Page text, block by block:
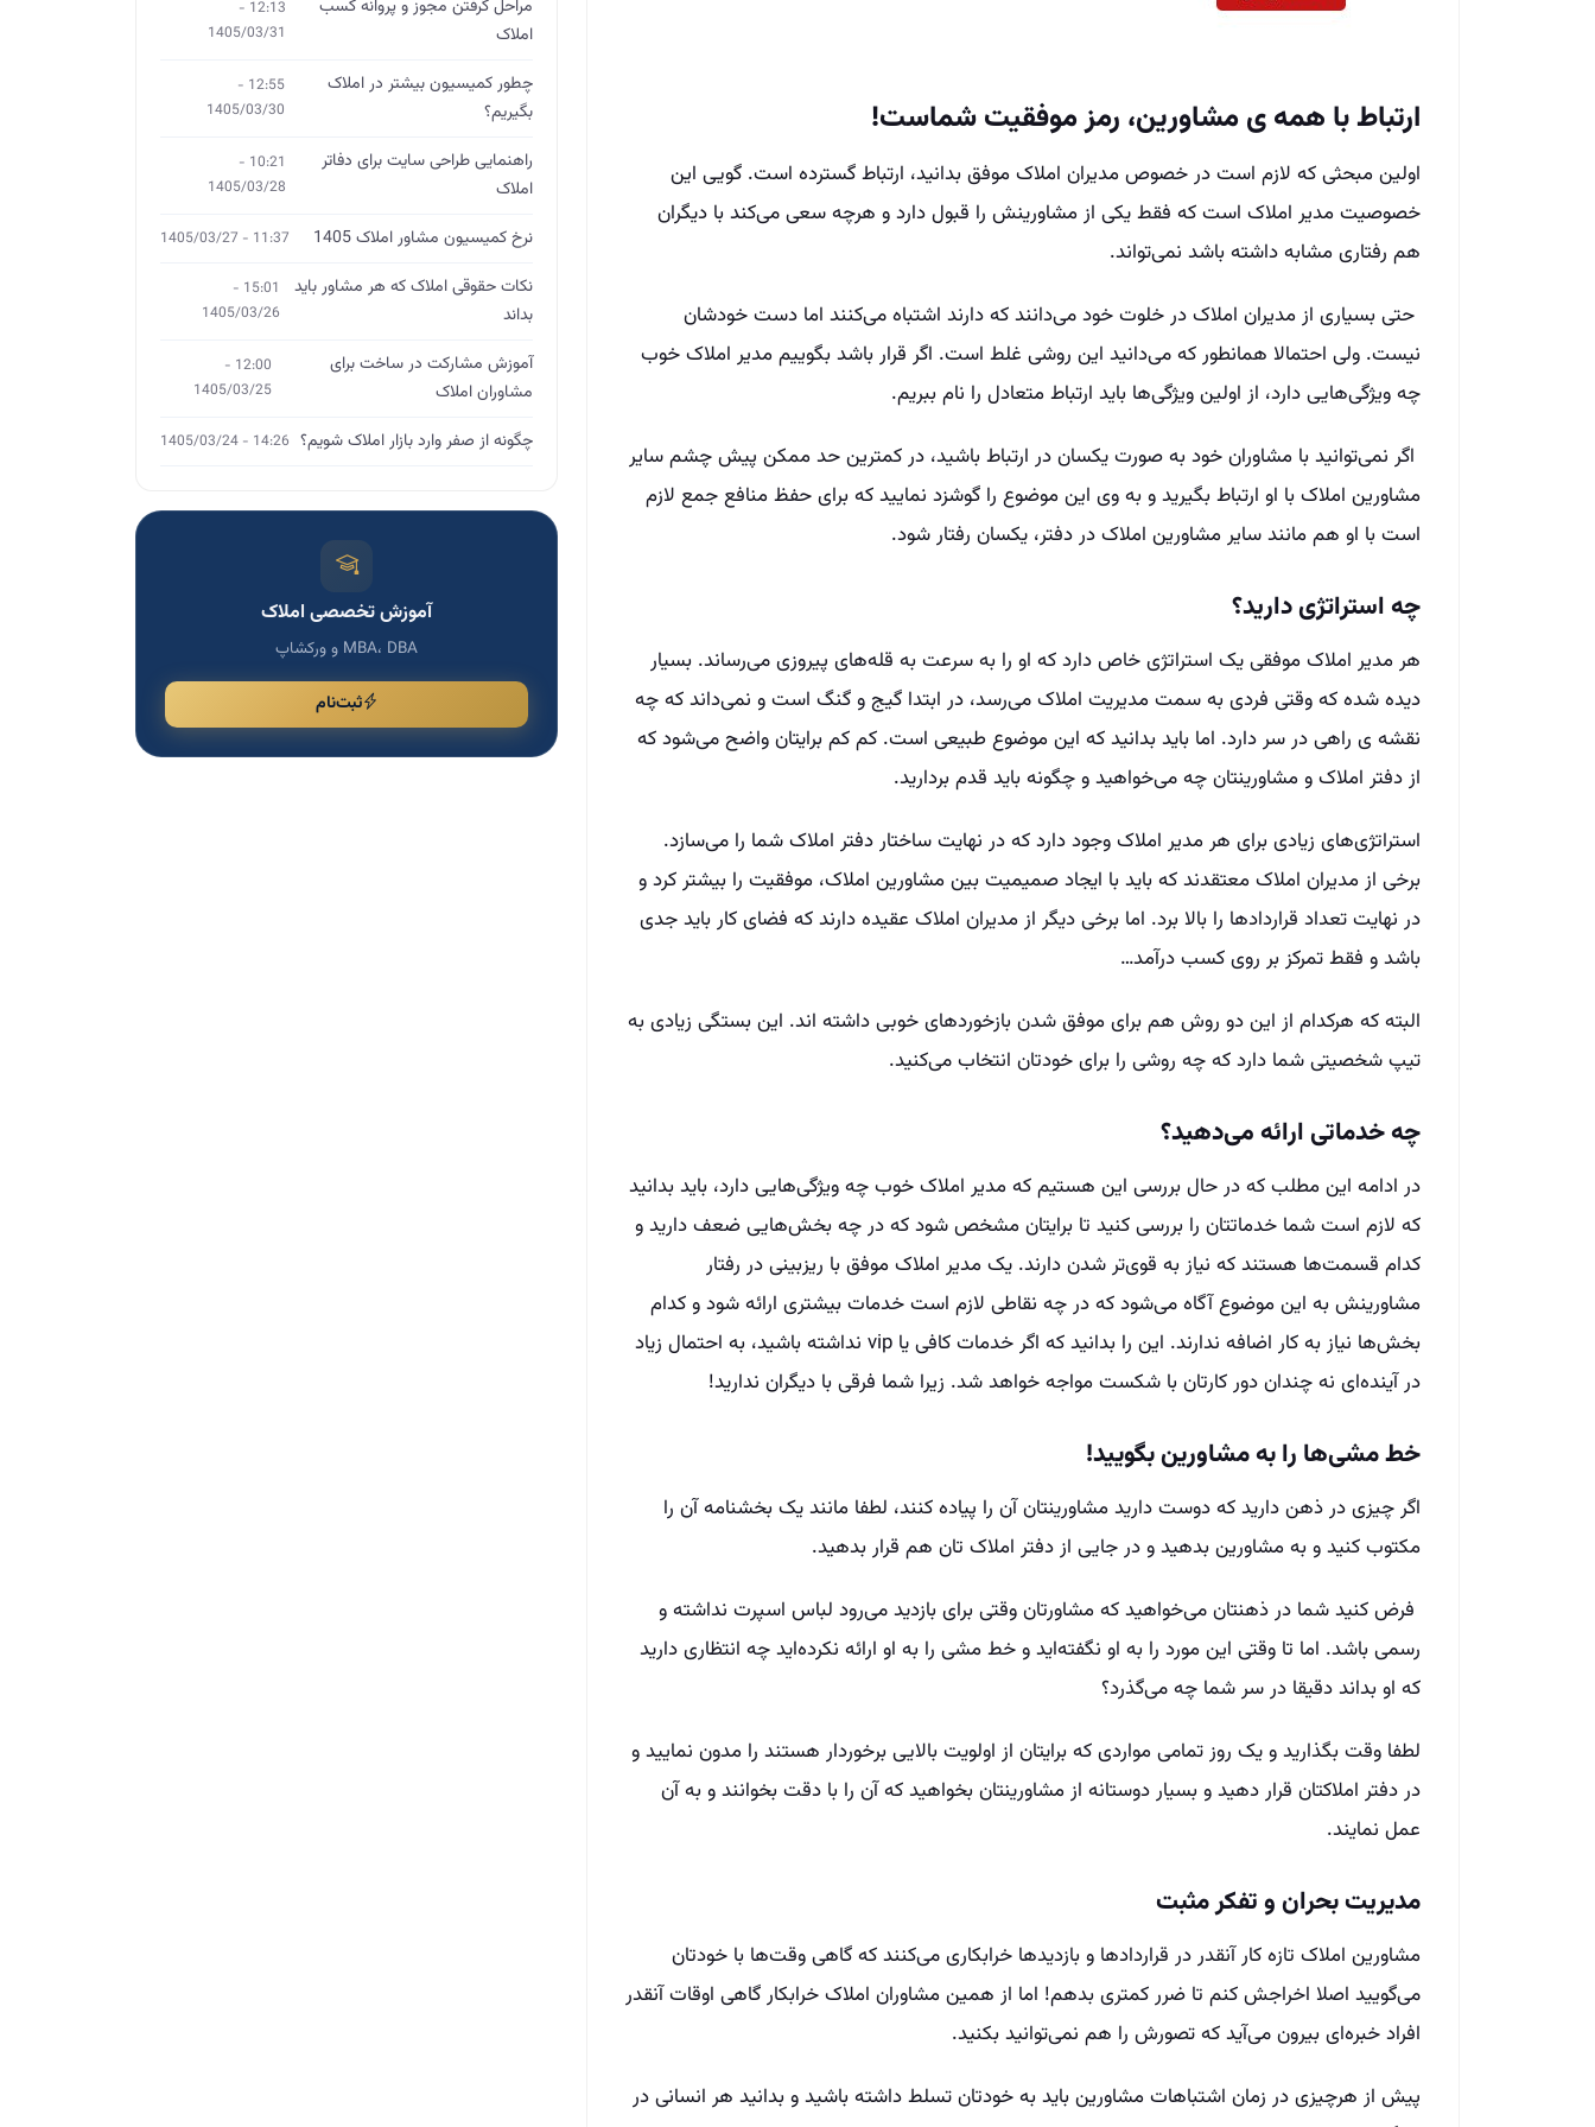
ارتباط با همه­ ی ‌مشاورین، رمز موفقیت شماست!
اولین مبحثی که لازم است در خصوص مدیران املاک موفق بدانید، ارتباط گسترده است. گویی این
خصوصیت مدیر املاک است که فقط یکی از مشاورینش را قبول دارد و هرچه سعی می‌کند با دیگران
هم رفتاری مشابه داشته باشد نمی‌تواند.
حتی بسیاری از مدیران املاک در خلوت خود می‌دانند که دارند اشتباه می‌کنند اما دست خودشان
نیست. ولی احتمالا همانطور که می‌دانید این روشی غلط است. اگر قرار باشد بگوییم مدیر املاک خوب
چه ویژگی‌هایی دارد، از اولین ویژگی‌ها باید ارتباط متعادل را نام ببریم.
اگر نمی‌توانید با مشاوران خود به صورت یکسان در ارتباط باشید، در کمترین حد ممکن پیش چشم سایر
مشاورین املاک با او ارتباط بگیرید و به وی این موضوع را گوشزد نمایید که برای حفظ منافع جمع لازم
است با او هم مانند سایر مشاورین املاک در دفتر، یکسان رفتار شود.
چه استراتژی دارید؟
هر مدیر املاک موفقی یک استراتژی خاص دارد که او را به سرعت به قله‌های پیروزی می‌رساند. بسیار
دیده شده که وقتی فردی به سمت مدیریت املاک می‌رسد، در ابتدا گیج و گنگ است و نمی‌داند که چه
نقشه ی‌ راهی در سر دارد. اما باید بدانید که این موضوع طبیعی است. کم کم برایتان واضح می‌شود که
از دفتر املاک و مشاورینتان چه می‌خواهید و چگونه باید قدم بردارید.
استراتژی‌های زیادی برای هر مدیر املاک وجود دارد که در نهایت ساختار دفتر املاک شما را می‌سازد.
برخی از مدیران املاک معتقدند که باید با ایجاد صمیمیت بین مشاورین املاک، موفقیت را بیشتر کرد و
در نهایت تعداد قراردادها را بالا برد. اما برخی دیگر از مدیران املاک عقیده دارند که فضای کار باید جدی
باشد و فقط تمرکز بر روی کسب درآمد…
البته که هرکدام از این دو روش هم برای موفق شدن بازخوردهای خوبی داشته ­اند. این بستگی زیادی به
تیپ شخصیتی شما دارد که چه روشی را برای خودتان انتخاب می‌کنید.
چه خدماتی ارائه می‌دهید؟
در ادامه این مطلب که در حال بررسی این هستیم که مدیر املاک خوب چه ویژگی‌هایی دارد، باید بدانید
که لازم است شما خدماتتان را بررسی کنید تا برایتان مشخص شود که در چه بخش‌هایی ضعف دارید و
کدام قسمت‌ها هستند که نیاز به قوی‌تر شدن دارند. یک مدیر املاک موفق با ریزبینی در رفتار
مشاورینش به این موضوع آگاه می‌شود که در چه نقاطی لازم است خدمات بیشتری ارائه شود و کدام
بخش‌ها نیاز به کار اضافه ندارند. این را بدانید که اگر خدمات کافی یا vip نداشته باشید، به احتمال زیاد
در آینده‌ای نه چندان دور کارتان با شکست مواجه خواهد شد. زیرا شما فرقی با دیگران ندارید!
خط مشی‌ها را به مشاورین بگویید!
اگر چیزی در ذهن دارید که دوست دارید مشاورینتان آن را پیاده کنند، لطفا مانند یک بخشنامه آن را
مکتوب کنید و به مشاورین بدهید و در جایی از دفتر املاک تان هم قرار بدهید.
فرض کنید شما در ذهنتان می‌خواهید که مشاورتان وقتی برای بازدید می‌رود لباس اسپرت نداشته و
رسمی باشد. اما تا وقتی این مورد را به او نگفته‌اید و خط مشی را به او ارائه نکرده‌اید چه انتظاری دارید
که او بداند دقیقا در سر شما چه می‌گذرد؟
لطفا وقت بگذارید و یک روز تمامی مواردی که برایتان از اولویت بالایی برخوردار هستند را مدون نمایید و
در دفتر املاکتان قرار دهید و بسیار دوستانه از مشاورینتان بخواهید که آن را با دقت بخوانند و به آن
عمل نمایند.
مدیریت بحران و تفکر مثبت
مشاورین املاک تازه کار آنقدر در قراردادها و بازدیدها خرابکاری می‌کنند که گاهی وقت‌ها با خودتان
می‌گویید اصلا اخراجش کنم تا ضرر کمتری بدهم! اما از همین مشاوران املاک خرابکار گاهی اوقات آنقدر
افراد خبره‌ای بیرون می‌آید که تصورش را هم نمی‌توانید بکنید.
پیش از هرچیزی در زمان اشتباهات مشاورین باید به خودتان تسلط داشته باشید و بدانید هر انسانی در
مراحل گرفتن مجوز و پروانه کسب
املاک
12:13 -
1405/03/31
چطور کمیسیون بیشتر در املاک
بگیریم؟
12:55 -
1405/03/30
راهنمایی طراحی سایت برای دفاتر
املاک
10:21 -
1405/03/28
نرخ کمیسیون مشاور املاک 1405 11:37 - 1405/03/27
نکات حقوقی املاک که هر مشاور باید
بداند
15:01 -
1405/03/26
آموزش مشارکت در ساخت برای
مشاوران املاک
12:00 -
1405/03/25
چگونه از صفر وارد بازار املاک شویم؟ 14:26 - 1405/03/24
آموزش تخصصی املاک
MBA، DBA و ورکشاپ
ثبت‌نام